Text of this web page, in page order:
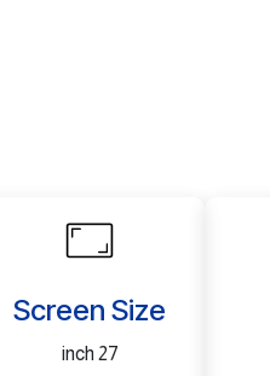
Screen Size
27 inch